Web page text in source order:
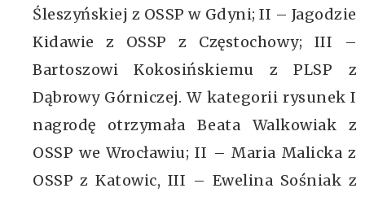
Śleszyńskiej z OSSP w Gdyni; II – Jagodzie
Kidawie z OSSP z Częstochowy; III –
Bartoszowi Kokosińskiemu z PLSP z
Dąbrowy Górniczej. W kategorii rysunek I
nagrodę otrzymała Beata Walkowiak z
OSSP we Wrocławiu; II – Maria Malicka z
OSSP z Katowic, III – Ewelina Sośniak z